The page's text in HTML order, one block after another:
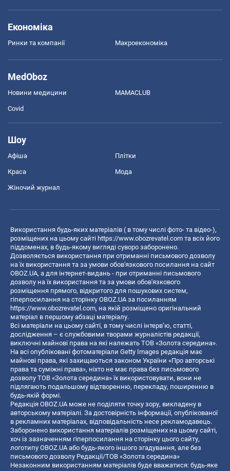
Економіка
Ринки та компанії Макроекономіка
MedOboz
Новини медицини MAMACLUB
Covid
Шоу
Афіша Плітки
Краса Мода
Жіночий журнал
Використання будь-яких матеріалів ( в тому числі фото- та відео-),
розміщених на цьому сайті https://www.obozrevatel.com та всіх його
піддоменах, в будь-якому вигляді суворо заборонено.
Дозволяється використання при отриманні письмового дозволу
на їх використання та за умови обов'язкового посилання на сайт
OBOZ.UA, а для інтернет-видань - при отриманні письмового
дозволу на їх використання та за умови обов'язкового
розміщення прямого, відкритого для пошукових систем,
гіперпосилання на сторінку OBOZ.UA за посиланням
https://www.obozrevatel.com, на якій розміщено оригінальний
матеріал в першому абзаці матеріалу.
Всі матеріали на цьому сайті, в тому числі інтерв’ю, статті,
дослідження – є службовими творами журналістів редакції,
виключні майнові права на які належать ТОВ «Золота середина».
На всі опубліковані фотоматеріали Getty Images редакція має
майнові права, які захищаються законом України «Про авторські
права та суміжні права», ніхто не має права без письмового
дозволу ТОВ «Золота середина» їх використовувати, вони не
підлягають подальшому відтворенню, перекладу, поширенню в
будь-якій формі.
Редакція OBOZ.UA може не поділяти точку зору, викладену в
авторському матеріалі. За достовірність інформації, опублікованої
в рекламних матеріалах, відповідальність несе рекламодавець.
Заборонено використання матеріалів розміщених на цьому сайті,
хоч із зазначенням гіперпосилання на сторінку цього сайту,
логотипу OBOZ.UA або будь-якого іншого згадування, але без
письмового дозволу Редакції/ТОВ «Золота середина»
Незаконним використанням матеріалів буде вважатися: будь-яке